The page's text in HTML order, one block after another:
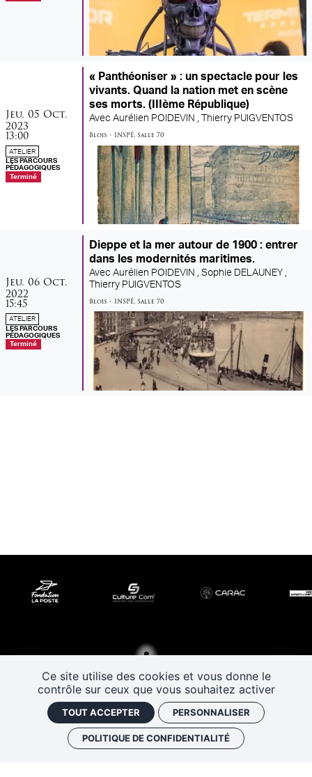
Ce site utilise des cookies et vous donne le
contrôle sur ceux que vous souhaitez activer
TOUT ACCEPTER PERSONNALISER
POLITIQUE DE CONFIDENTIALITÉ
jeudi
Jeu. 05 octobre
Oct.
2023
13:00
ATELIER
LES PARCOURS
PÉDAGOGIQUES
Terminé
« Panthéoniser » : un spectacle pour les
vivants. Quand la nation met en scène
ses morts. (IIIème République)
Avec Aurélien POIDEVIN , Thierry PUIGVENTOS
Blois • INSPÉ, Salle 70
jeudi
Jeu. 06 octobre
Oct.
2022
15:45
ATELIER
LES PARCOURS
PÉDAGOGIQUES
Terminé
Dieppe et la mer autour de 1900 : entrer
dans les modernités maritimes.
Avec Aurélien POIDEVIN , Sophie DELAUNEY ,
Thierry PUIGVENTOS
Blois • INSPÉ, Salle 70
Les Rendez-vous de l’histoire